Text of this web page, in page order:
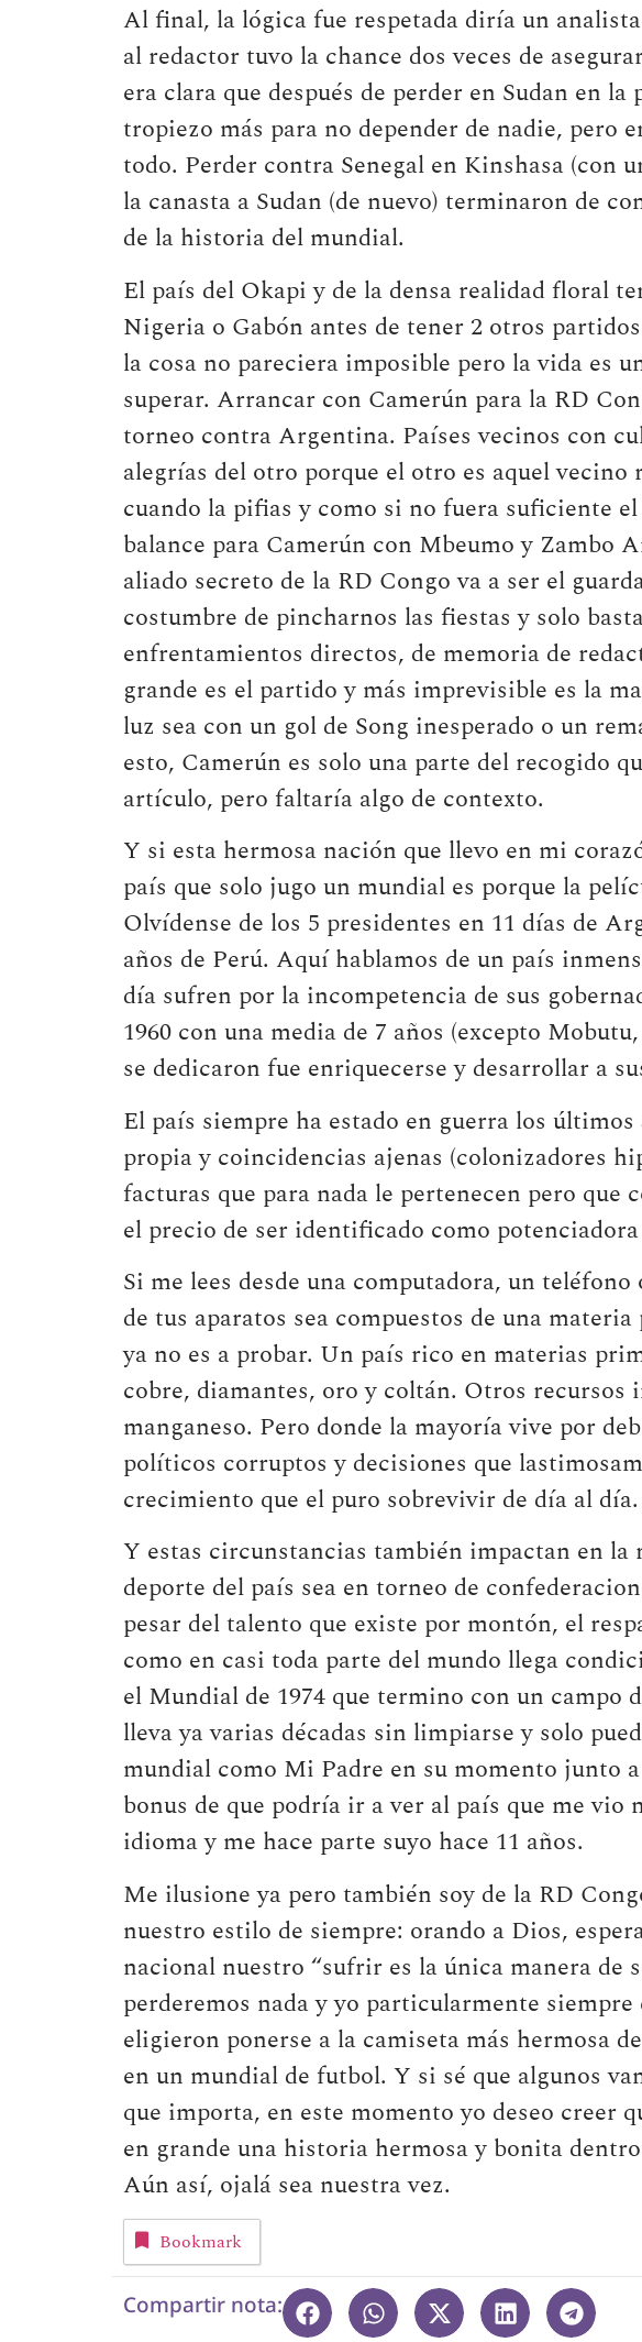
Al final, la lógica fue respetada diría un
al redactor tuvo la chance dos veces de
era clara que después de perder en Sudan en
tropiezo más para no depender de nadie, pero
todo. Perder contra Senegal en Kinshasa (con
la canasta a Sudan (de nuevo) terminaron de
de la historia del mundial.
El país del Okapi y de la densa realidad floral
Nigeria o Gabón antes de tener 2 otros
la cosa no pareciera imposible pero la vida es
superar. Arrancar con Camerún para la RD
torneo contra Argentina. Países vecinos con
alegrías del otro porque el otro es aquel vecino
cuando la pifias y como si no fuera suficiente
balance para Camerún con Mbeumo y Zambo
aliado secreto de la RD Congo va a ser el
costumbre de pincharnos las fiestas y solo
enfrentamientos directos, de memoria de
grande es el partido y más imprevisible es la
luz sea con un gol de Song inesperado o un
esto, Camerún es solo una parte del recogido
artículo, pero faltaría algo de contexto.
Y si esta hermosa nación que llevo en mi
país que solo jugo un mundial es porque la
Olvídense de los 5 presidentes en 11 días de
años de Perú. Aquí hablamos de un país
día sufren por la incompetencia de sus
1960 con una media de 7 años (excepto
se dedicaron fue enriquecerse y desarrollar a
El país siempre ha estado en guerra los
propia y coincidencias ajenas (colonizadores
facturas que para nada le pertenecen pero
el precio de ser identificado como
Si me lees desde una computadora, un
de tus aparatos sea compuestos de una
ya no es a probar. Un país rico en materias
cobre, diamantes, oro y coltán. Otros
manganeso. Pero donde la mayoría vive por
políticos corruptos y decisiones que
crecimiento que el puro sobrevivir de día al día.
Y estas circunstancias también impactan en
deporte del país sea en torneo de
pesar del talento que existe por montón, el
como en casi toda parte del mundo llega
el Mundial de 1974 que termino con un
lleva ya varias décadas sin limpiarse y solo
mundial como Mi Padre en su momento junto
bonus de que podría ir a ver al país que me
idioma y me hace parte suyo hace 11 años.
Me ilusione ya pero también soy de la RD
nuestro estilo de siempre: orando a Dios,
nacional nuestro “sufrir es la única manera de
perderemos nada y yo particularmente
eligieron ponerse a la camiseta más hermosa
en un mundial de futbol. Y si sé que algunos
que importa, en este momento yo deseo creer
en grande una historia hermosa y bonita
Aún así, ojalá sea nuestra vez.
Bookmark
Compartir nota: